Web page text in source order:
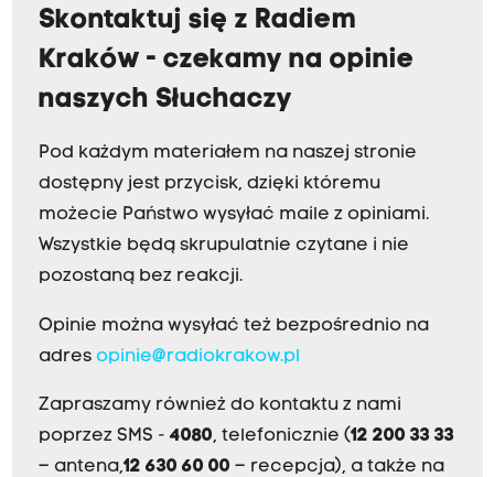
Skontaktuj się z Radiem
Kraków - czekamy na opinie
naszych Słuchaczy
Pod każdym materiałem na naszej stronie
dostępny jest przycisk, dzięki któremu
możecie Państwo wysyłać maile z opiniami.
Wszystkie będą skrupulatnie czytane i nie
pozostaną bez reakcji.
Opinie można wysyłać też bezpośrednio na
adres opinie@radiokrakow.pl
Zapraszamy również do kontaktu z nami
poprzez SMS - 4080, telefonicznie (12 200 33 33
– antena,12 630 60 00 – recepcja), a także na